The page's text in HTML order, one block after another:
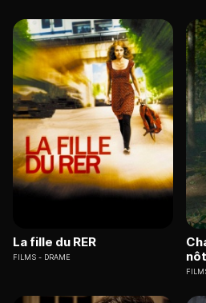
La fille du RER
FILMS DRAME